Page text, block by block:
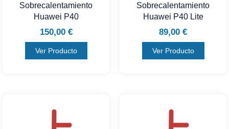
Sobrecalentamiento
Huawei P40
150,00 €
Ver Producto
Sobrecalentamiento
Huawei P40 Lite
89,00 €
Ver Producto